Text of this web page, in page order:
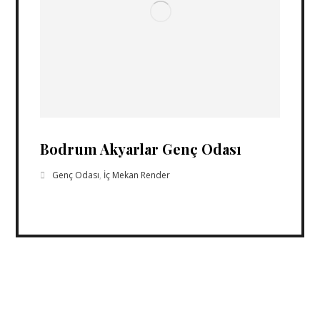
Bodrum Akyarlar Genç Odası
Genç Odası, İç Mekan Render